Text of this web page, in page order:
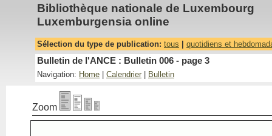
Bibliothèque nationale de Luxembourg
Luxemburgensia online
Sélection du type de publication: tous quotidiens et
Bulletin de l'ANCE : Bulletin 006 - page 3
Navigation: Home Calendrier Bulletin
Zoom